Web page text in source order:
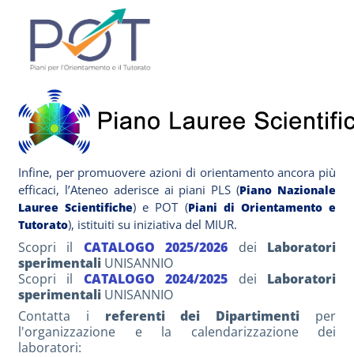
Infine, per promuovere azioni di orientamento ancora più
efficaci, l’Ateneo aderisce ai piani PLS (Piano Nazionale
Lauree Scientifiche) e POT (Piani di Orientamento e
Tutorato), istituiti su iniziativa del MIUR.
Scopri il CATALOGO 2025/2026 dei Laboratori
sperimentali UNISANNIO
Scopri il
CATALOGO 2024/2025 dei Laboratori
sperimentali UNISANNIO
Contatta i referenti dei Dipartimenti per
l'organizzazione e la calendarizzazione dei
laboratori: